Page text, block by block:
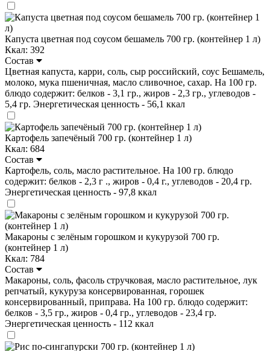
Капуста цветная под соусом бешамель 700 гр. (контейнер 1 л)
Ккал: 392
Состав
Цветная капуста, карри, соль, сыр российский, соус Бешамель,
молоко, мука пшеничная, масло сливочное, сахар. На 100 гр.
блюдо содержит: белков - 3,1 гр., жиров - 2,3 гр., углеводов -
5,4 гр. Энергетическая ценность - 56,1 ккал
Картофель запечёный 700 гр. (контейнер 1 л)
Ккал: 684
Состав
Картофель, соль, масло растительное. На 100 гр. блюдо
содержит: белков - 2,3 г ., жиров - 0,4 г., углеводов - 20,4 гр.
Энергетическая ценность - 97,8 ккал
Макароны с зелёным горошком и кукурузой 700 гр.
(контейнер 1 л)
Ккал: 784
Состав
Макароны, соль, фасоль стручковая, масло растительное, лук
репчатый, кукуруза консервированная, горошек
консервированный, приправа. На 100 гр. блюдо содержит:
белков - 3,5 гр., жиров - 0,4 гр., углеводов - 23,4 гр.
Энергетическая ценность - 112 ккал